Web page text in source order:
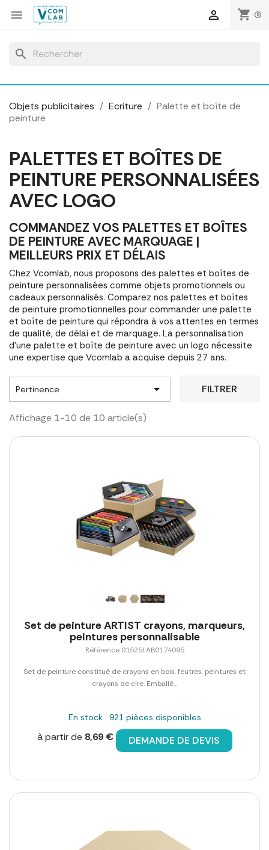
 shopping_cart (0)

search
Objets publicitaires Ecriture
Palette et boîte de
peinture
PALETTES ET BOÎTES DE
PEINTURE PERSONNALISÉES
AVEC LOGO
COMMANDEZ VOS PALETTES ET BOÎTES
DE PEINTURE AVEC MARQUAGE |
MEILLEURS PRIX ET DÉLAIS
Chez Vcomlab, nous proposons des palettes et boîtes de
peinture personnalisées comme objets promotionnels ou
cadeaux personnalisés. Comparez nos palettes et boîtes
de peinture promotionnelles pour commander une palette
et boîte de peinture qui répondra à vos attentes en termes
de qualité, de délai et de marquage. La personnalisation
d'une palette et boîte de peinture avec un logo nécessite
une expertise que Vcomlab a acquise depuis 27 ans.
Pertinence  FILTRER
Affichage 1-10 de 10 article(s)
Set de peinture ARTIST crayons, marqueurs,
peintures personnalisable
Référence 01525LAB0174095
Set de peinture constitué de crayons en bois, feutres, peintures et
crayons de cire. Emballé...
En stock : 921 pièces disponibles
à partir de 8,69 € DEMANDE DE DEVIS
Panneau de gestion des cookies